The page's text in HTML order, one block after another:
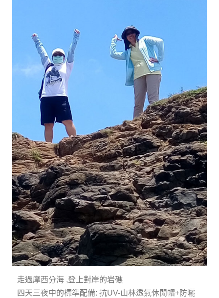
走過摩西分海 ,登上對岸的岩礁
四天三夜中的標準配備: 抗UV-山林透氣休閒帽+防曬